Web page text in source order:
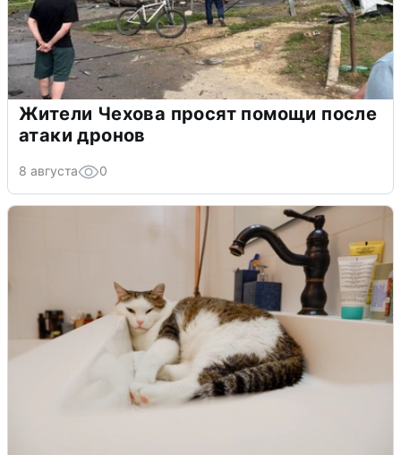
Жители Чехова просят помощи после
атаки дронов
8 августа 0